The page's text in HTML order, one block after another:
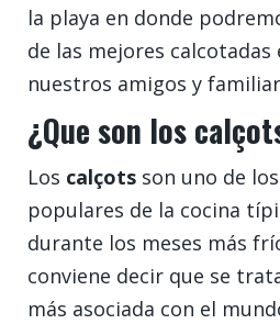
la playa en donde
de las mejores calcotadas
nuestros amigos y
¿Que son los
Los calçots son uno de
populares de la cocina
durante los meses más
conviene decir que se
más asociada con el